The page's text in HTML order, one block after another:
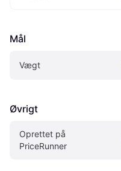
Mål
Vægt
Øvrigt
Oprettet på
PriceRunner